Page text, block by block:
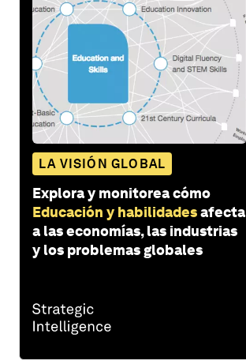
LA VISIÓN GLOBAL
Explora y monitorea cómo
Educación y habilidadesafecta
a las economías, las industrias
y los problemas globales